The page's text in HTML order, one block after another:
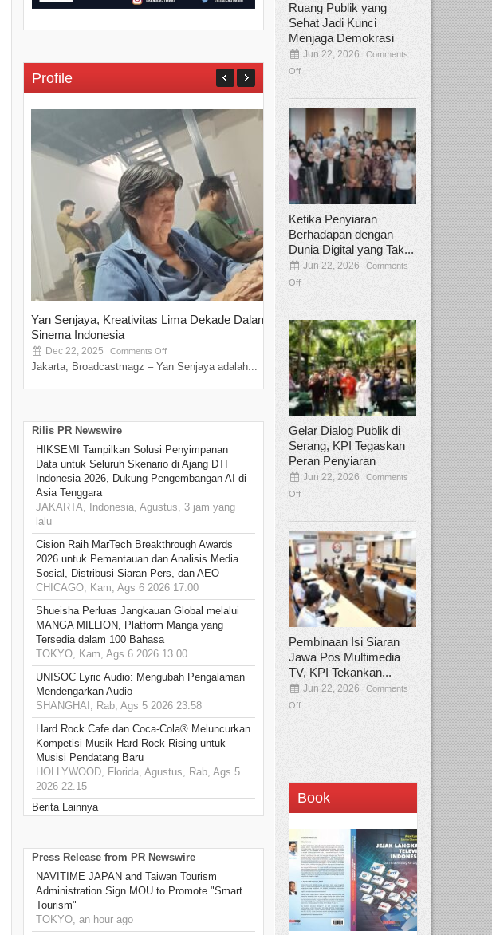
Profile
Yan Senjaya, Kreativitas Lima Dekade Dalam
Sinema Indonesia
Dec 22, 2025 Comments Off
Jakarta, Broadcastmagz – Yan Senjaya adalah...
Tamee Irelly Menjadi Juri Open
Film Terbaru...
Sep 08, 2025 Comments Off
Bekasi, Broadcastmagz – Dalam upaya
talenta...
Rilis PR Newswire
HIKSEMI Tampilkan Solusi Penyimpanan
Data untuk Seluruh Skenario di Ajang DTI
Indonesia 2026, Dukung Pengembangan AI di
Asia Tenggara
JAKARTA, Indonesia, Agustus, 3 jam yang
lalu
Cision Raih MarTech Breakthrough Awards
2026 untuk Pemantauan dan Analisis Media
Sosial, Distribusi Siaran Pers, dan AEO
CHICAGO, Kam, Ags 6 2026 17.00
Shueisha Perluas Jangkauan Global melalui
MANGA MILLION, Platform Manga yang
Tersedia dalam 100 Bahasa
TOKYO, Kam, Ags 6 2026 13.00
UNISOC Lyric Audio: Mengubah Pengalaman
Mendengarkan Audio
SHANGHAI, Rab, Ags 5 2026 23.58
Hard Rock Cafe dan Coca-Cola® Meluncurkan
Kompetisi Musik Hard Rock Rising untuk
Musisi Pendatang Baru
HOLLYWOOD, Florida, Agustus, Rab, Ags 5
2026 22.15
Berita Lainnya
Press Release from PR Newswire
NAVITIME JAPAN and Taiwan Tourism
Administration Sign MOU to Promote "Smart
Tourism"
TOKYO, an hour ago
Ruang Publik yang
Sehat Jadi Kunci
Menjaga Demokrasi
Jun 22, 2026
Comments
Off
Ketika Penyiaran
Berhadapan dengan
Dunia Digital yang Tak...
Jun 22, 2026
Comments
Off
Gelar Dialog Publik di
Serang, KPI Tegaskan
Peran Penyiaran
Jun 22, 2026
Comments
Off
Pembinaan Isi Siaran
Jawa Pos Multimedia
TV, KPI Tekankan...
Jun 22, 2026
Comments
Off
Book